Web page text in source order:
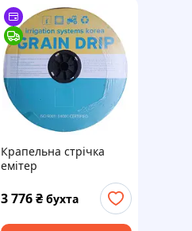
Крапельна стрічка
емітер
6mil/20см./3000м./1.1 л/
г-Grain Drip(Південна
Корея)
3 776₴ бухта